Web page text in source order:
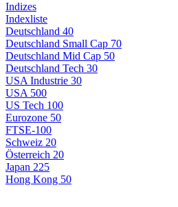
Indizes
Indexliste
Deutschland 40
Deutschland Small Cap 70
Deutschland Mid Cap 50
Deutschland Tech 30
USA Industrie 30
USA 500
US Tech 100
Eurozone 50
FTSE-100
Schweiz 20
Österreich 20
Japan 225
Hong Kong 50